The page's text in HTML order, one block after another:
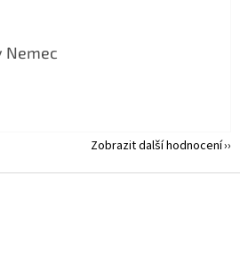
Nemec
je 5 z 5 hvězdiček.
Zobrazit další hodnocení